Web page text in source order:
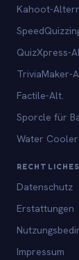
Kahoot-
QuizXpress-
TriviaMaker-
Factile-Alt.
Sporcle für
Water
RECHTLICHES
Datenschutz
Erstattungen
Impressum